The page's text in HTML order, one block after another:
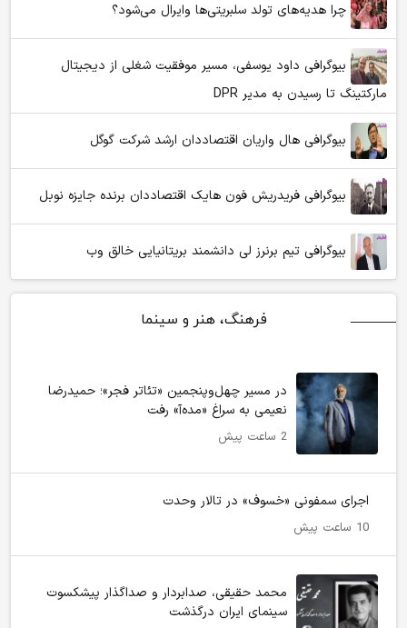
چرا هدیه‌های تولد سلبریتی‌ها وایرال می‌شود؟
بیوگرافی داود یوسفی، مسیر موفقیت شغلی از دیجیتال
مارکتینگ تا رسیدن به مدیر DPR
بیوگرافی هال واریان اقتصاددان ارشد شرکت گوگل
بیوگرافی فریدریش فون هایک اقتصاددان برنده جایزه نوبل
بیوگرافی تیم برنرز لی دانشمند بریتانیایی خالق وب
فرهنگ، هنر و سینما
در مسیر چهل‌وپنجمین «تئاتر فجر»؛ حمیدرضا
نعیمی به سراغ «مده‌آ» رفت
2 ساعت پیش
اجرای سمفونی «خسوف» در تالار وحدت
10 ساعت پیش
محمد حقیقی، صدابردار و صداگذار پیشکسوت
سینمای ایران درگذشت